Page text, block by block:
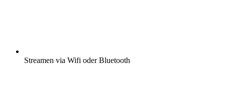
Streamen via Wifi oder Bluetooth